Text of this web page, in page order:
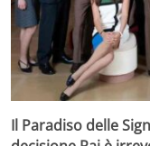
Il Paradiso delle